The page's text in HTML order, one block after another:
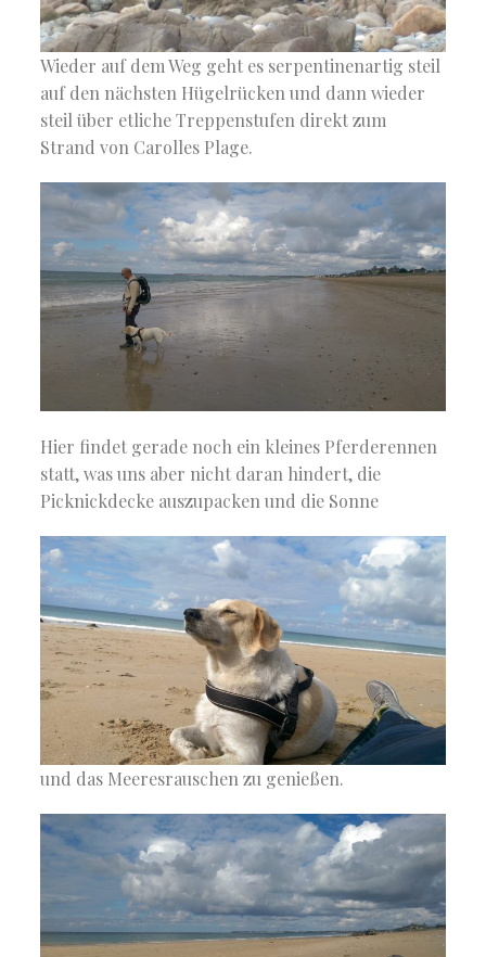
Wieder auf dem Weg geht es serpentinenartig steil
auf den nächsten Hügelrücken und dann wieder
steil über etliche Treppenstufen direkt zum
Strand von Carolles Plage.
Hier findet gerade noch ein kleines Pferderennen
statt, was uns aber nicht daran hindert, die
Picknickdecke auszupacken und die Sonne
und das Meeresrauschen zu genießen.